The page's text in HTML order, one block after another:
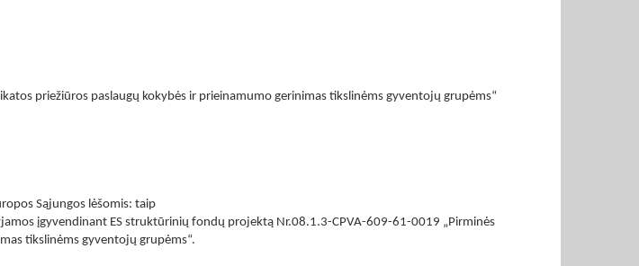
priežiūros paslaugų kokybės ir prieinamumo gerinimas tikslinėms gyventojų grupėms“
Sąjungos lėšomis: taip
įgyvendinant ES struktūrinių fondų projektą Nr.08.1.3-CPVA-609-61-0019 „Pirminės
tikslinėms gyventojų grupėms“.